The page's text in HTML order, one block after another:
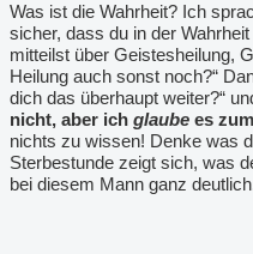
Was ist die Wahrheit? Ich
sicher, dass du in der
mitteilst über Geistesheilung,
Heilung auch sonst noch?“
dich das überhaupt weiter?“
nicht, aber ich glaube es
nichts zu wissen! Denke was
Sterbestunde zeigt sich, was
bei diesem Mann ganz